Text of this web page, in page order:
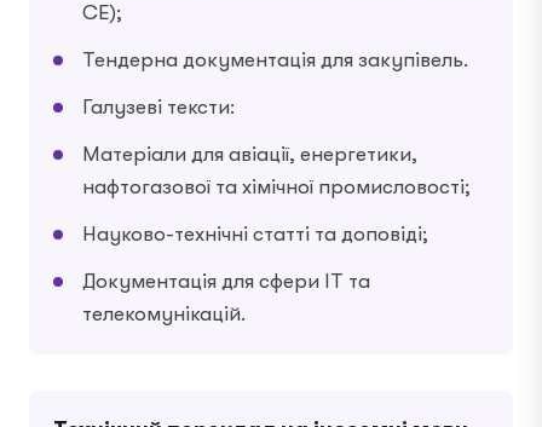
CE);
Тендерна документація для закупівель.
Галузеві тексти:
Матеріали для авіації, енергетики,
нафтогазової та хімічної промисловості;
Науково-технічні статті та доповіді;
Документація для сфери IT та
телекомунікацій.